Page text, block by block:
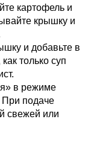
картофель и
крышку и
и добавьте в
только суп
в режиме
При подаче
свежей или